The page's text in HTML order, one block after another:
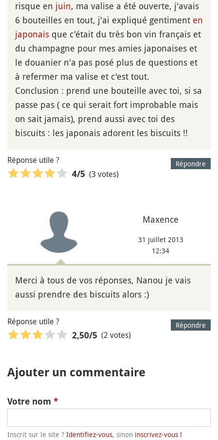
risque en juin, ma valise a été ouverte, j'avais
6 bouteilles en tout, j'ai expliqué gentiment en
japonais que c'était du très bon vin français et
du champagne pour mes amies japonaises et
le douanier n'a pas posé plus de questions et
à refermer ma valise et c'est tout.
Conclusion : prend une bouteille avec toi, si sa
passe pas ( ce qui serait fort improbable mais
on sait jamais), prend aussi avec toi des
biscuits : les japonais adorent les biscuits !!
Répondre
Réponse utile ?
4/5 (3 votes)
Maxence
31 juillet 2013
12:34
Merci à tous de vos réponses, Nanou je vais
aussi prendre des biscuits alors :)
Répondre
Réponse utile ?
2,50/5 (2 votes)
Ajouter un commentaire
Votre nom *
Inscrit sur le site ? Identifiez-vous, sinon inscrivez-vous !